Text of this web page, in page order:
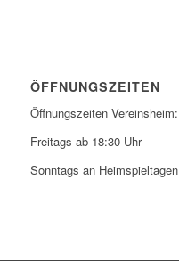
ÖFFNUNGSZEITEN
Öffnungszeiten Vereinsheim:
Freitags ab 18:30 Uhr
Sonntags an Heimspieltagen